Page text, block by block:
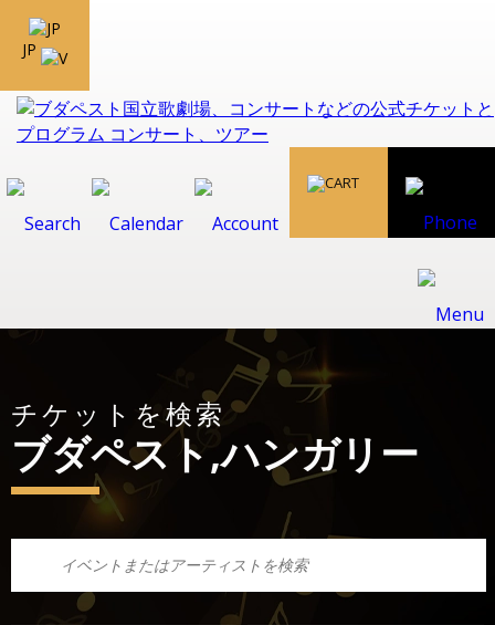
JP
チケットを検索
ブダペスト,ハンガリー